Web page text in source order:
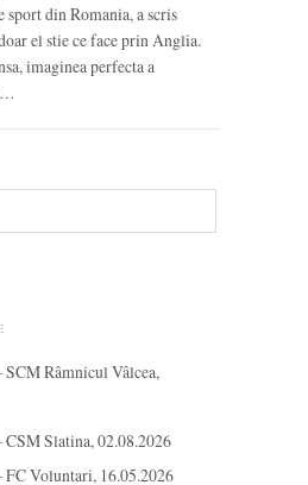
sport din Romania, a scris
el stie ce face prin Anglia.
imaginea perfecta a
SCM Râmnicul Vâlcea,
CSM Slatina, 02.08.2026
FC Voluntari, 16.05.2026